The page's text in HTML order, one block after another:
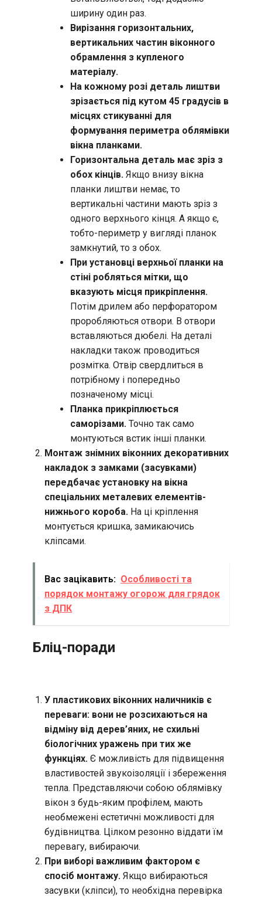
ширину один раз.
Вирізання горизонтальних,
вертикальних частин віконного
обрамлення з купленого
матеріалу.
На кожному розі деталь лиштви
зрізається під кутом 45 градусів в
місцях стикуванні для
формування периметра облямівки
вікна планками.
Горизонтальна деталь має зріз з
обох кінців. Якщо внизу вікна
планки лиштви немає, то
вертикальні частини мають зріз з
одного верхнього кінця. А якщо є,
тобто-периметр у вигляді планок
замкнутий, то з обох.
При установці верхньої планки на
стіні робляться мітки, що
вказують місця прикріплення.
Потім дрилем або перфоратором
проробляються отвори. В отвори
вставляються дюбелі. На деталі
накладки також проводиться
розмітка. Отвір свердлиться в
потрібному і попередньо
позначеному місці.
Планка прикріплюється
саморізами. Точно так само
монтуються встик інші планки.
Монтаж знімних віконних декоративних
накладок з замками (засувками)
передбачає установку на вікна
спеціальних металевих елементів-
нижнього короба. На ці кріплення
монтується кришка, замикаючись
кліпсами.
Вас зацікавить: Особливості та
порядок монтажу огорож для грядок
з ДПК
Бліц-поради
У пластикових віконних наличників є
переваги: вони не розсихаються на
відміну від дерев’яних, не схильні
біологічних уражень при тих же
функціях. Є можливість для підвищення
властивостей звукоізоляції і збереження
тепла. Представляючи собою облямівку
вікон з будь-яким профілем, мають
необмежені естетичні можливості для
будівництва. Цілком резонно віддати їм
перевагу, вибираючи.
При виборі важливим фактором є
спосіб монтажу. Якщо вибираються
засувки (кліпси), то необхідна перевірка